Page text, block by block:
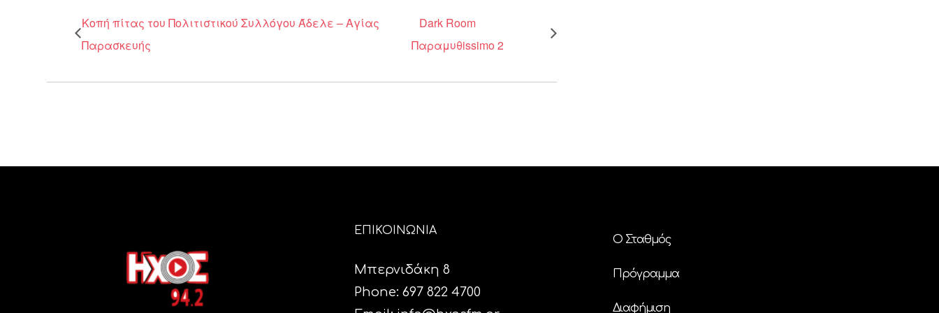
Κοπή πίτας του Πολιτιστικού Συλλόγου Άδελε – Αγίας
Παρασκευής
Dark Room
Παραμυθissimo 2
ΕΠΙΚΟΙΝΩΝΙΑ
Μπερνιδάκη 8
Phone: 697 822 4700
Ο Σταθμός
Πρόγραμμα
Διαφήμιση